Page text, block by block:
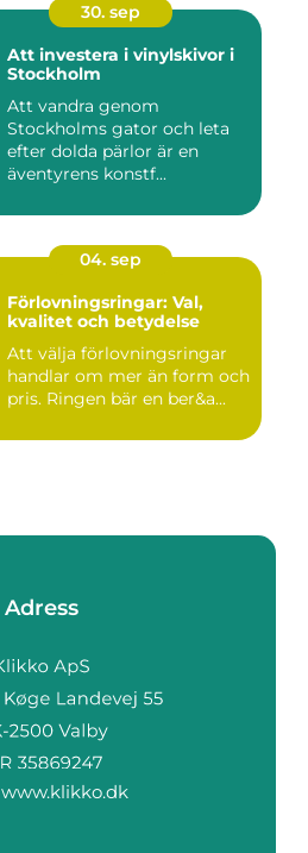
30. sep
Att investera i vinylskivor i
Stockholm
Att vandra genom
Stockholms gator och leta
efter dolda pärlor är en
äventyrens konstf...
04. sep
Förlovningsringar: Val,
kvalitet och betydelse
Att välja förlovningsringar
handlar om mer än form och
pris. Ringen bär en ber&a...
Adress
www.klikko.dk